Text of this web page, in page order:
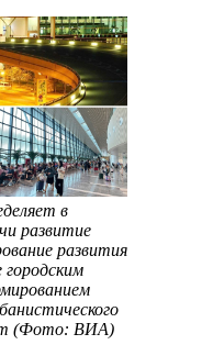
в
развитие
развития
(Фото: ВИА)